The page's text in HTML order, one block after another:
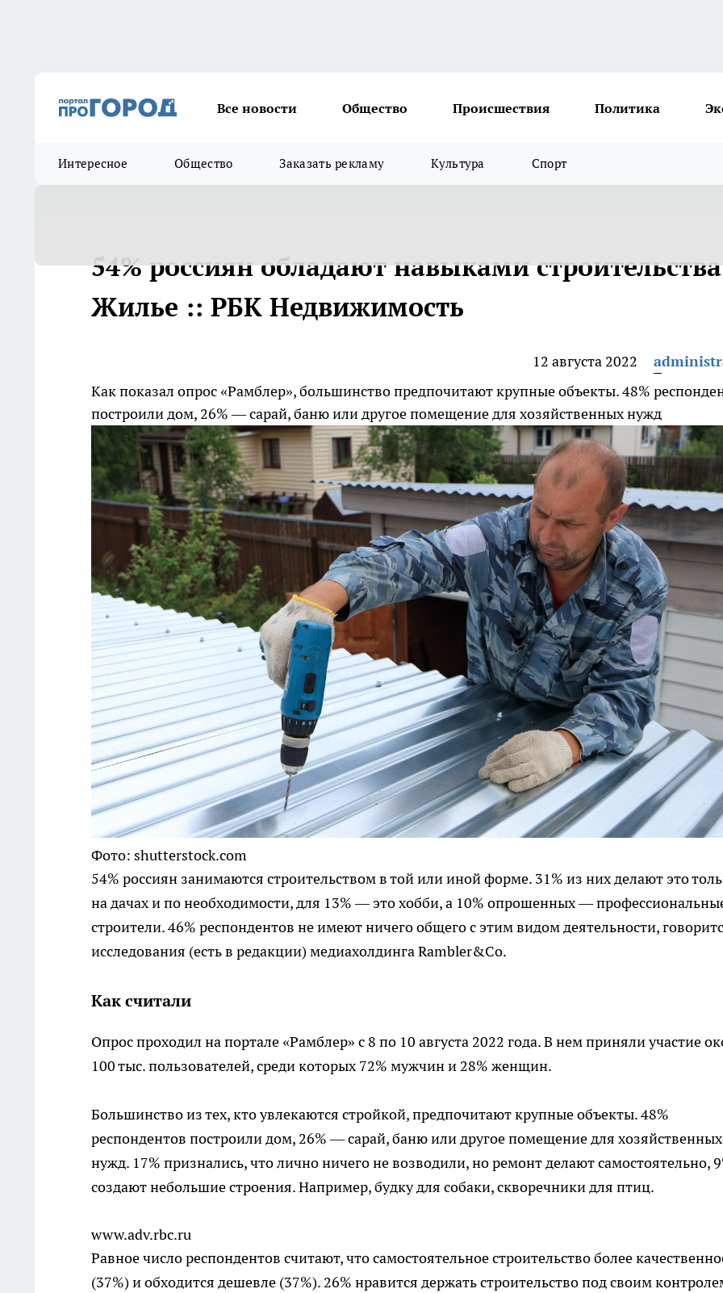
Все новости Общество Происшествия Политика
Интересное Общество Заказать рекламу Культура Спорт
54% россиян обладают навыками
Жилье :: РБК Недвижимость
12 августа 2022
Как показал опрос «Рамблер», большинство предпочитают крупные объекты. 48%
построили дом, 26% — сарай, баню или другое помещение для хозяйственных нужд
Фото: shutterstock.com
54% россиян занимаются строительством в той или иной форме. 31% из них делают это
на дачах и по необходимости, для 13% — это хобби, а 10% опрошенных —
строители. 46% респондентов не имеют ничего общего с этим видом деятельности,
исследования (есть в редакции) медиахолдинга Rambler&Co.
Как считали
Опрос проходил на портале «Рамблер» с 8 по 10 августа 2022 года. В нем приняли участие
100 тыс. пользователей, среди которых 72% мужчин и 28% женщин.
Большинство из тех, кто увлекаются стройкой, предпочитают крупные объекты. 48%
респондентов построили дом, 26% — сарай, баню или другое помещение для хозяйственных
нужд. 17% признались, что лично ничего не возводили, но ремонт делают самостоятельно,
создают небольшие строения. Например, будку для собаки, скворечники для птиц.
www.adv.rbc.ru
Равное число респондентов считают, что самостоятельное строительство более
(37%) и обходится дешевле (37%). 26% нравится держать строительство под своим